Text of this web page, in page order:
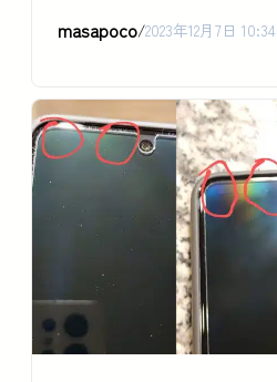
masapoco/2023年12月7日 10:34